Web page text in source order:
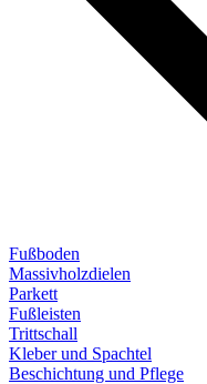
Fußboden
Massivholzdielen
Parkett
Fußleisten
Trittschall
Kleber und Spachtel
Beschichtung und Pflege